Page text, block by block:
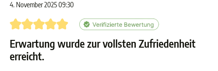
4. November 2025 09:30
Bewertung mit 5 von 5 Sternen
Erwartung wurde zur vollsten Zufriedenheit
erreicht.